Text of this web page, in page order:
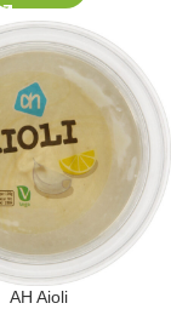
AH Aioli